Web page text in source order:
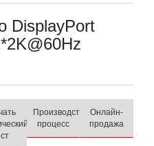
DisplayPort
Производственный
процесс
Онлайн-
продажа